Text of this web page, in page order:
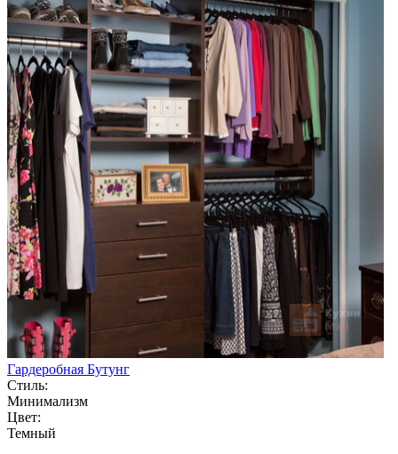
Гардеробная Бутунг
Стиль:
Минимализм
Цвет:
Темный